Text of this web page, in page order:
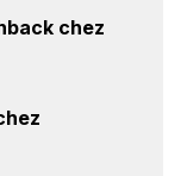
chez
réductions